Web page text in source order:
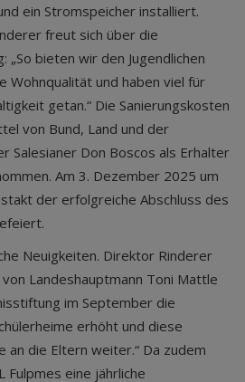
ein Stromspeicher installiert.
freut sich über die
„So bieten wir den Jugendlichen
Wohnqualität und haben viel für
getan.“ Die Sanierungskosten
von Bund, Land und der
Salesianer Don Boscos als Erhalter
Am 3. Dezember 2025 um
der erfolgreiche Abschluss des
Neuigkeiten. Direktor Rinderer
Landeshauptmann Toni Mattle
im September die
erhöht und diese
an die Eltern weiter.“ Da zudem
eine jährliche